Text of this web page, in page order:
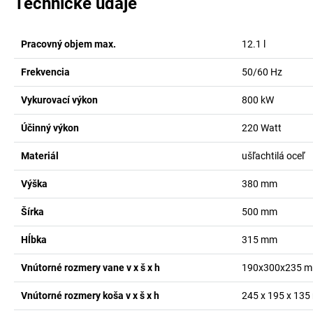
Pracovný objem max. 12.1
Frekvencia 50/60 Hz
Vykurovací výkon 800 kW
Účinný výkon 220 Watt
Materiál ušľachtilá oceľ
Výška 380 mm
Šírka 500 mm
Hĺbka 315 mm
Vnútorné rozmery vane v x š x h 190x300x235
Vnútorné rozmery koša v x š x h 245 x 195 x 135